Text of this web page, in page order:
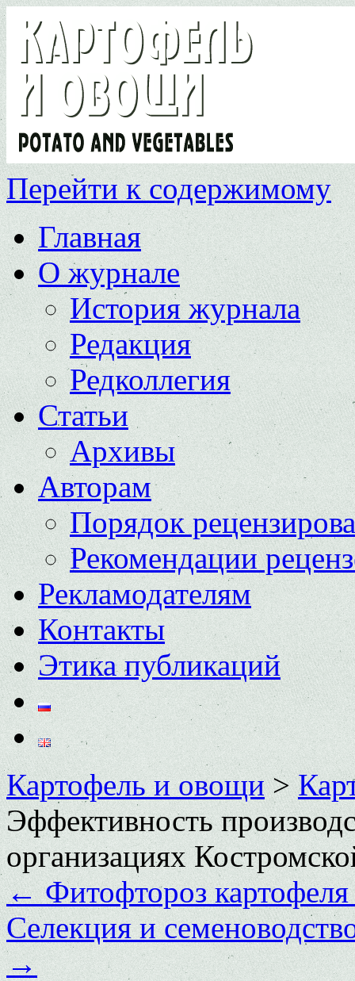
Перейти к содержимому
Главная
О журнале
История журнала
Редакция
Редколлегия
Статьи
Архивы
Авторам
Порядок
Рекомендации
Рекламодателям
Контакты
Этика публикаций
Картофель и овощи>
Эффективность
организациях
←Фитофтороз
Селекция и
→